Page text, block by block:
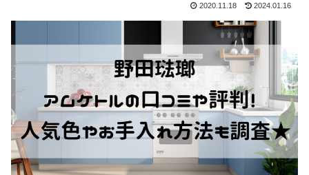
2020.11.18 2024.01.16